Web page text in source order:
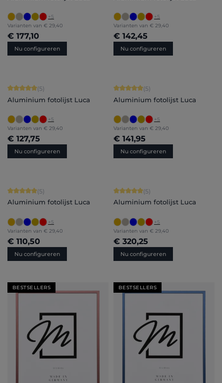
+5
Varianten van € 29,40
€ 177,10
Nu configureren
+5
Varianten van € 29,40
€ 142,45
Nu configureren
Gemiddelde waardering van 5 van 5 sterren
(5)
Aluminium fotolijst Luca
+5
Varianten van € 29,40
€ 127,75
Nu configureren
Gemiddelde waardering van 5 van 5
(5)
Aluminium fotolijst Luca
+5
Varianten van € 29,40
€ 141,95
Nu configureren
Gemiddelde waardering van 5 van 5 sterren
(5)
Aluminium fotolijst Luca
+5
Varianten van € 29,40
€ 110,50
Nu configureren
Gemiddelde waardering van 5 van 5
(5)
Aluminium fotolijst Luca
+5
Varianten van € 29,40
€ 320,25
Nu configureren
BESTSELLERS BESTSELLERS